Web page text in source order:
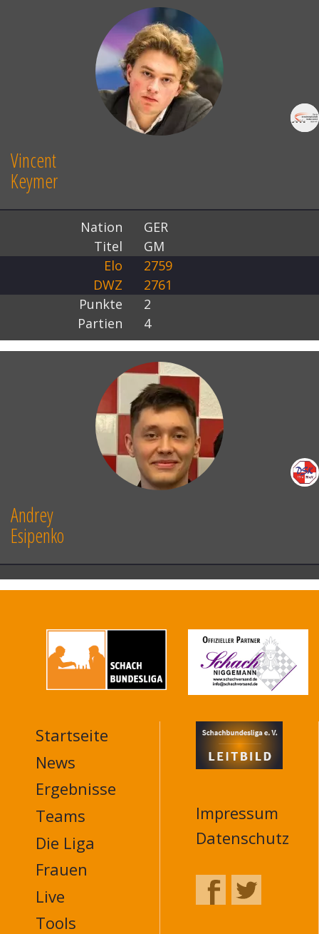
Vincent
Keymer
Nation
GER
Titel
GM
Elo
2759
DWZ
2761
Punkte
2
Partien
4
Andrey
Esipenko
MAIN
NAVIGATION
FOOTER
Startseite
News
Ergebnisse
Teams
Die Liga
Frauen
Live
Tools
Impressum
Datenschutz